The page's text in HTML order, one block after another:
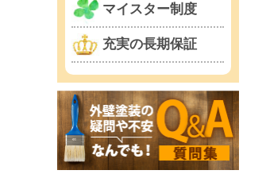
マイスター制度
充実の長期保証